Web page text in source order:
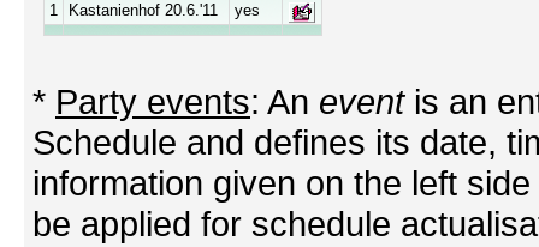
1
Kastanienhof 20.6.'11 yes
* Party events: An eventis an
Schedule and defines its date,
information given on the left
be applied for schedule